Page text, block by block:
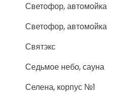
Светофор, автомойка
Светофор, автомойка
Святэкс
Седьмое небо, сауна
Селена, корпус №1